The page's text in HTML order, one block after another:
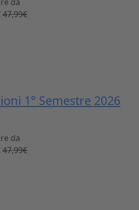
47,99€
1° Semestre 2026
da
47,99€